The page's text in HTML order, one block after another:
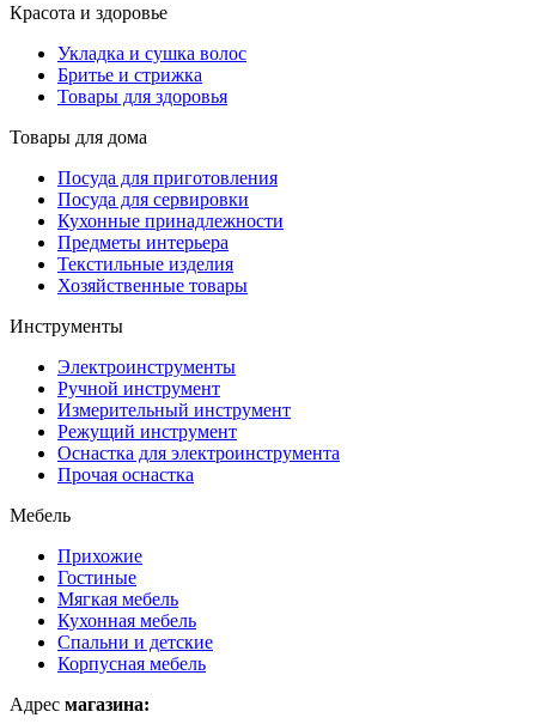
Красота и здоровье
Укладка и сушка волос
Бритье и стрижка
Товары для здоровья
Товары для дома
Посуда для приготовления
Посуда для сервировки
Кухонные принадлежности
Предметы интерьера
Текстильные изделия
Хозяйственные товары
Инструменты
Электроинструменты
Ручной инструмент
Измерительный инструмент
Режущий инструмент
Оснастка для электроинструмента
Прочая оснастка
Мебель
Прихожие
Гостиные
Мягкая мебель
Кухонная мебель
Спальни и детские
Корпусная мебель
Адрес магазина: